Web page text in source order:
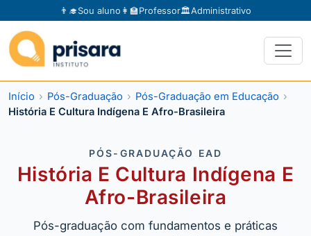
👨‍🎓Sou aluno 👩‍🏫Professor🏛️Administrativo
Início Pós-Graduação
Pós-Graduação em Educação
História E Cultura Indígena E Afro-Brasileira
PÓS-GRADUAÇÃO EAD
História E Cultura Indígena E
Afro-Brasileira
Pós-graduação com fundamentos e práticas